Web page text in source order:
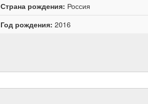
Страна рождения: Россия
Год рождения: 2016